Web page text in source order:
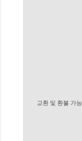
교환 및 환불 가능